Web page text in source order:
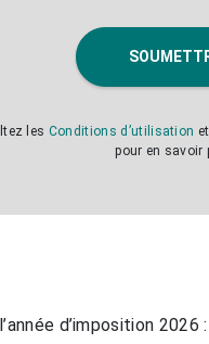
les Conditions d’utilisation
pour en savoir
d’imposition 2026 :